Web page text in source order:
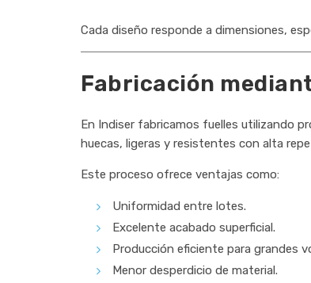
Cada diseño responde a dimensiones,
Fabricación
En Indiser fabricamos fuelles utilizando
huecas, ligeras y resistentes con alta
Este proceso ofrece ventajas como:
Uniformidad entre lotes.
Excelente acabado superficial.
Producción eficiente para grandes
Menor desperdicio de material.